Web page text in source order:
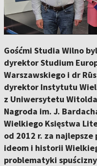
Gośćmi Studia Wilno
dyrektor Studium
Warszawskiego i dr
dyrektor Instytutu
z Uniwersytetu
Nagroda im. J.
Wielkiego Księstwa
od 2012 r. za
ideom i historii
problematyki